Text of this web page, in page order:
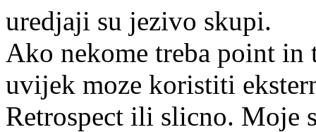
uredjaji su jezivo skupi.
Ako nekome treba point in
uvijek moze koristiti
Retrospect ili slicno. Moje